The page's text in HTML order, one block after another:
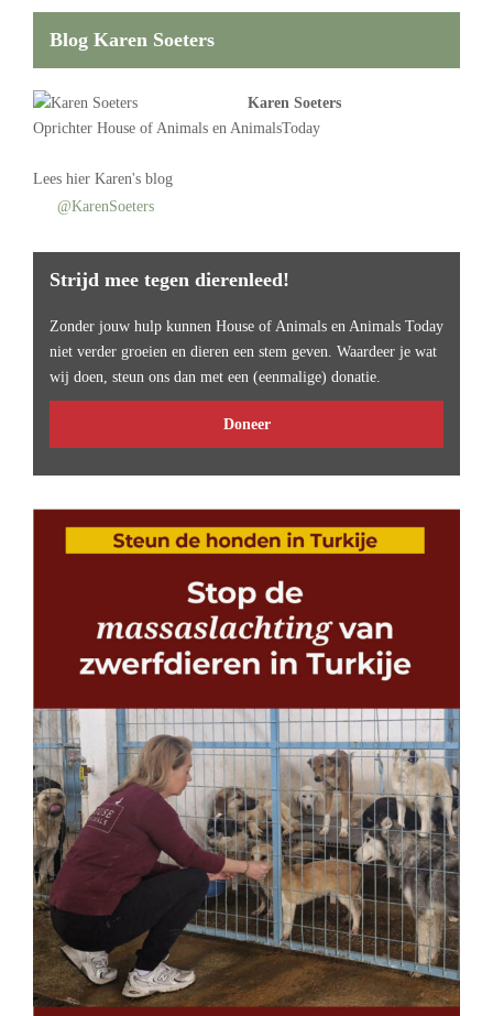
Blog Karen Soeters
Karen Soeters
Oprichter House of Animals en AnimalsToday
Lees hier Karen's blog
@KarenSoeters
Strijd mee tegen dierenleed!
Zonder jouw hulp kunnen House of Animals en Animals Today
niet verder groeien en dieren een stem geven. Waardeer je wat
wij doen, steun ons dan met een (eenmalige) donatie.
Doneer